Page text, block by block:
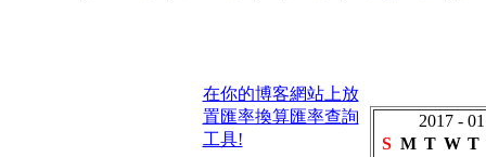
在你的博客網站上放
置匯率換算匯率查詢
工具!
2017 - 01
S M T W T